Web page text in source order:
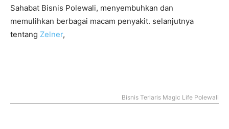
Sahabat Bisnis Polewali, menyembuhkan dan
memulihkan berbagai macam penyakit. selanjutnya
tentang Zelner,
Bisnis Terlaris Magic Life Polewali